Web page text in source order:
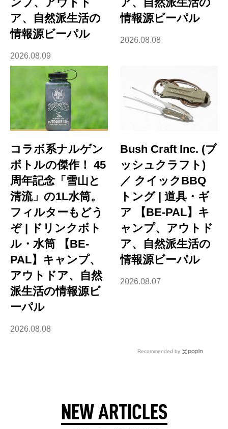
ア、自然派生活の
情報源ビーパル
2026.08.09
情報源ビーパル
2026.08.08
コラボ系ナルゲン
ボトルの傑作！ 45
周年記念「雪山と
清流」の1L水筒。
フィルターもどう
ぞ | ドリンクボト
ル・水筒 【BE-
PAL】キャンプ、
アウトドア、自然
派生活の情報源ビ
ーパル
2026.08.08
Bush Craft Inc. (ブ
ッシュクラフト)
／ クイックBBQ
トング | 道具・ギ
ア 【BE-PAL】キ
ャンプ、アウトド
ア、自然派生活の
情報源ビーパル
2026.08.07
Recommended by
NEW ARTICLES